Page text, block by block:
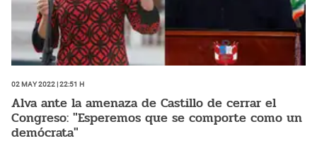
02 May 2022 | 22:51 h
Alva ante la amenaza de Castillo de cerrar el
Congreso: "Esperemos que se comporte como un
demócrata"